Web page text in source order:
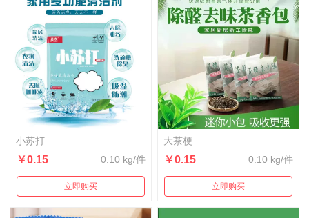
小苏打
￥0.15 0.10 kg/件
立即购买
大茶梗
￥0.15 0.10 kg/件
立即购买